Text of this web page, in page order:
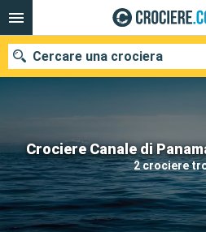
Crociere Canale di
2 crociere
Cercare una crociera
Le nostre destinazioni
Mesi di partenza
Porti